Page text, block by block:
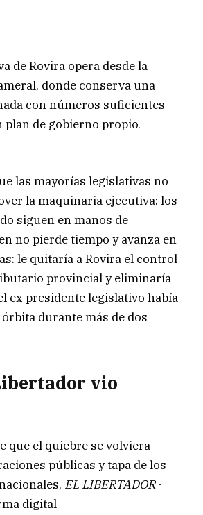
de Rovira opera desde la
donde conserva una
con números suficientes
de gobierno propio.
las mayorías legislativas no
la maquinaria ejecutiva: los
siguen en manos de
no pierde tiempo y avanza en
le quitaría a Rovira el control
provincial y eliminaría
ex presidente legislativo había
durante más de dos
vio
que el quiebre se volviera
públicas y tapa de los
EL LIBERTADOR-
digital